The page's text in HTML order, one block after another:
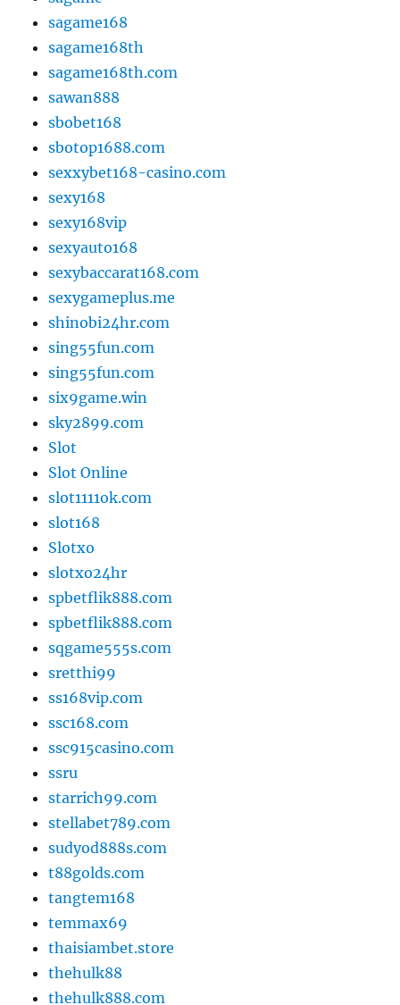
sagame168
sagame168th
sagame168th.com
sawan888
sbobet168
sbotop1688.com
sexxybet168-casino.com
sexy168
sexy168vip
sexyauto168
sexybaccarat168.com
sexygameplus.me
shinobi24hr.com
sing55fun.com
sing55fun.com
six9game.win
sky2899.com
Slot
Slot Online
slot1111ok.com
slot168
Slotxo
slotxo24hr
spbetflik888.com
spbetflik888.com
sqgame555s.com
sretthi99
ss168vip.com
ssc168.com
ssc915casino.com
ssru
starrich99.com
stellabet789.com
sudyod888s.com
t88golds.com
tangtem168
temmax69
thaisiambet.store
thehulk88
thehulk888.com